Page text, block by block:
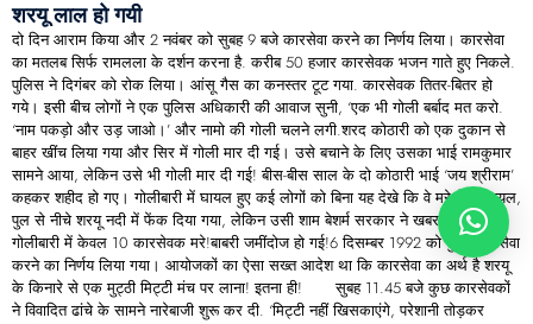
शरयू लाल हो गयी
दो दिन आराम किया और 2 नवंबर को सुबह 9 बजे कारसेवा करने का निर्णय लिया। कारसेवा
का मतलब सिर्फ रामलला के दर्शन करना है. करीब 50 हजार कारसेवक भजन गाते हुए निकले.
पुलिस ने दिगंबर को रोक लिया। आंसू गैस का कनस्तर टूट गया. कारसेवक तितर-बितर हो
गये। इसी बीच लोगों ने एक पुलिस अधिकारी की आवाज सुनी, ‘एक भी गोली बर्बाद मत करो.
‘नाम पकड़ो और उड़ जाओ।’ और नामो की गोली चलने लगी.शरद कोठारी को एक दुकान से
बाहर खींच लिया गया और सिर में गोली मार दी गई। उसे बचाने के लिए उसका भाई रामकुमार
सामने आया, लेकिन उसे भी गोली मार दी गई! बीस-बीस साल के दो कोठारी भाई ‘जय श्रीराम’
कहकर शहीद हो गए। गोलीबारी में घायल हुए कई लोगों को बिना यह देखे कि वे मरे हैं या घायल,
पुल से नीचे शरयू नदी में फेंक दिया गया, लेकिन उसी शाम बेशर्म सरकार ने खबर दी कि
गोलीबारी में केवल 10 कारसेवक मरे!बाबरी जमींदोज हो गई!6 दिसम्बर 1992 को पुनः कार सेवा
करने का निर्णय लिया गया। आयोजकों का ऐसा सख्त आदेश था कि कारसेवा का अर्थ है शरयू
के किनारे से एक मुट्ठी मिट्टी मंच पर लाना! इतना ही! सुबह 11.45 बजे कुछ कारसेवकों
ने विवादित ढांचे के सामने नारेबाजी शुरू कर दी. ‘मिट्टी नहीं खिसकाएंगे, परेशानी तोड़कर